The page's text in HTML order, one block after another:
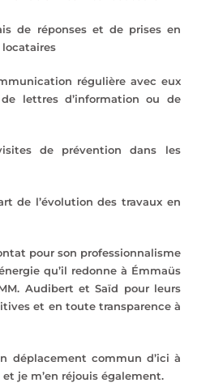
de réponses et de prises en
locataires
régulière avec eux
lettres d’information ou de
de prévention dans les
de l’évolution des travaux en
pour son professionnalisme
qu’il redonne à Émmaüs
Audibert et Saïd pour leurs
et en toute transparence à
déplacement commun d’ici à
et je m’en réjouis également.